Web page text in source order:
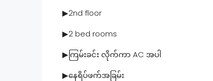
▶2nd floor
▶2 bed rooms
▶ကြမ်းခင်း လိုက်ကာ AC အပါ
▶နေရိပ်ဖက်အခြမ်း